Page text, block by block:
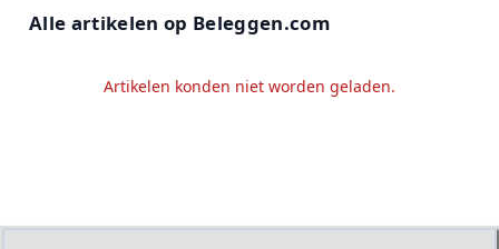
Alle artikelen op Beleggen.com
Artikelen konden niet worden geladen.